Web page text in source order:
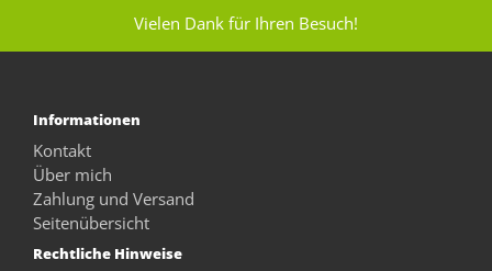
Vielen Dank für Ihren Besuch!
Informationen
Kontakt
Über mich
Zahlung und Versand
Seitenübersicht
Rechtliche Hinweise